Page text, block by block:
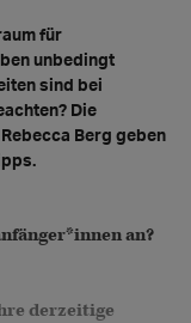
für
unbedingt
sind bei
Die
Berg geben
an?
derzeitige